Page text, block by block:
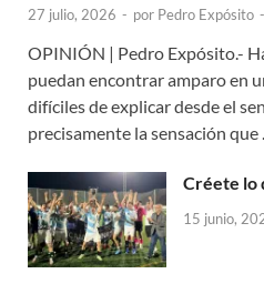
27 julio, 2026 - por Pedro Expósito -
OPINIÓN | Pedro Expósito.-
puedan encontrar amparo en
difíciles de explicar desde el
precisamente la sensación que
Créete lo
15 junio,